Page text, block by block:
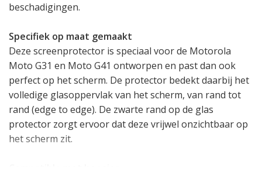
beschadigingen.
Specifiek op maat gemaakt
Deze screenprotector is speciaal voor de Motorola
Moto G31 en Moto G41 ontworpen en past dan ook
perfect op het scherm. De protector bedekt daarbij het
volledige glasoppervlak van het scherm, van rand tot
rand (edge to edge). De zwarte rand op de glas
protector zorgt ervoor dat deze vrijwel onzichtbaar op
het scherm zit.